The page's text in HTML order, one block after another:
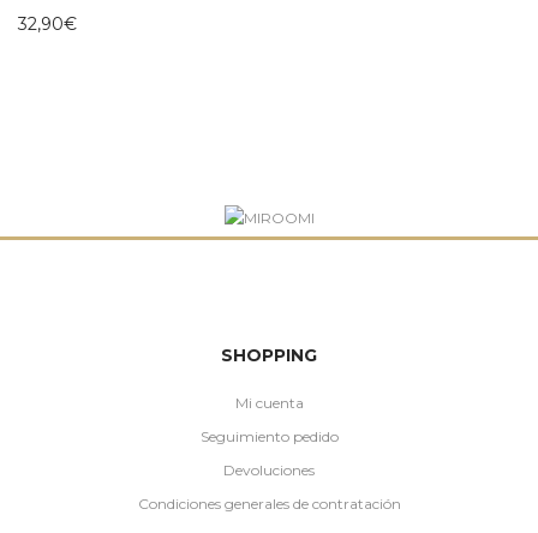
32,90€
SHOPPING
Mi cuenta
Seguimiento pedido
Devoluciones
Condiciones generales de contratación